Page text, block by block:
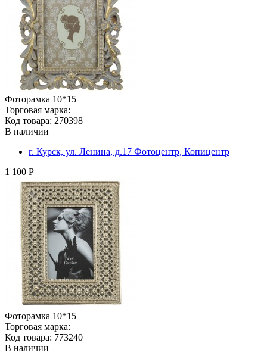
Фоторамка 10*15
Торговая марка:
Код товара: 270398
В наличии
г. Курск, ул. Ленина, д.17 Фотоцентр, Копицентр
1 100 Р
Фоторамка 10*15
Торговая марка:
Код товара: 773240
В наличии